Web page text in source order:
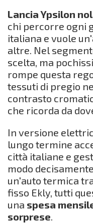
Lancia Ypsilon
chi percorre ogni
italiana e vuole
altre. Nel
scelta, ma
rompe questa
tessuti di pregio
contrasto
che ricorda da
In versione
lungo termine
città italiane e
modo
un'auto termica
fisso Ekly, tutti
una spesa
sorprese.